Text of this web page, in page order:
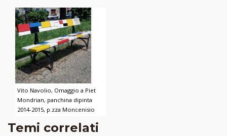
Vito Navolio, Omaggio a Piet
Mondrian, panchina dipinta
2014-2015, p.zza Moncenisio
Temi correlati